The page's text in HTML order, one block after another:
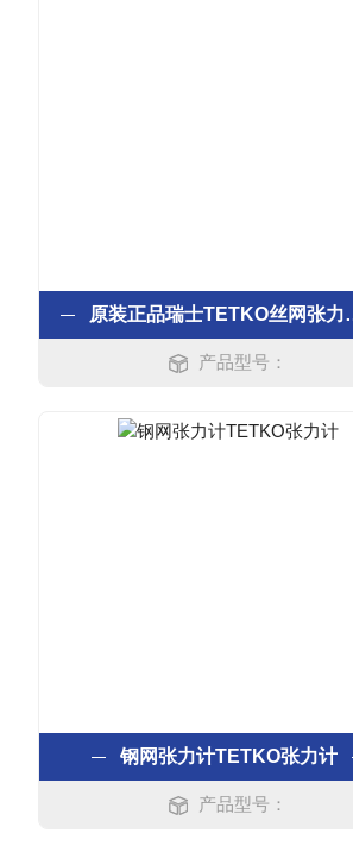
原装正品
产品型号：
钢网张力计TETKO张力计
产品型号：